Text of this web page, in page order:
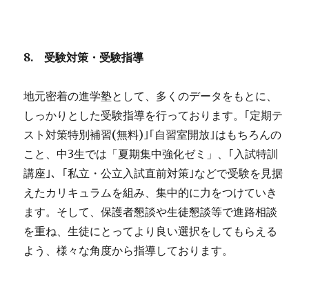
8. 受験対策・受験指導
地元密着の進学塾として、多くのデータをもとに、
しっかりとした受験指導を行っております。｢定期テ
スト対策特別補習(無料)｣｢自習室開放｣はもちろんの
こと、中3生では「夏期集中強化ゼミ」、｢入試特訓
講座｣、｢私立・公立入試直前対策｣などで受験を見据
えたカリキュラムを組み、集中的に力をつけていき
ます。そして、保護者懇談や生徒懇談等で進路相談
を重ね、生徒にとってより良い選択をしてもらえる
よう、様々な角度から指導しております。